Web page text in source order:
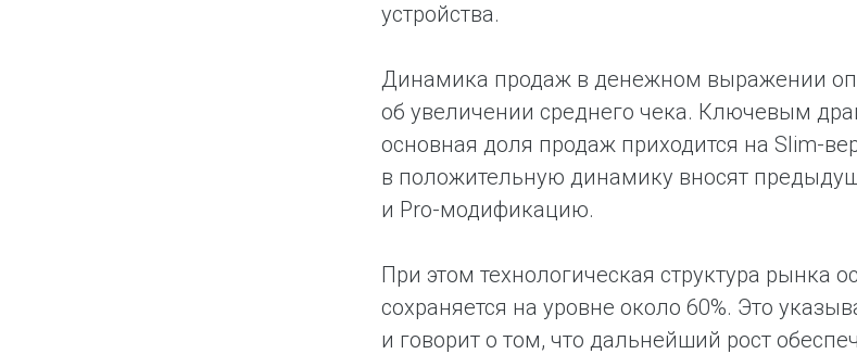
устройства.
Динамика продаж в денежном выражении
об увеличении среднего чека. Ключевым
основная доля продаж приходится на Slim-
в положительную динамику вносят
и Pro-модификацию.
При этом технологическая структура рынка
сохраняется на уровне около 60%. Это
и говорит о том, что дальнейший рост